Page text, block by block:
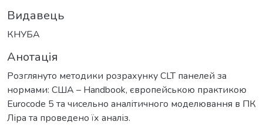
Видавець
КНУБА
Анотація
Розглянуто методики розрахунку CLT панелей за
нормами: США – Handbook, європейською практикою
Eurocode 5 та чисельно аналітичного моделювання в ПК
Ліра та проведено їх аналіз.